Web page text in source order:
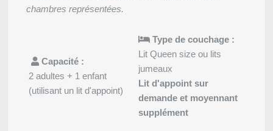
chambres représentées.
Capacité :
2 adultes + 1 enfant
(utilisant un lit d'appoint)
Type de couchage :
Lit Queen size ou lits
jumeaux
Lit d'appoint sur
demande et moyennant
supplément